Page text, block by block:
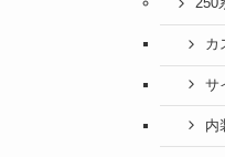
250
カ
サ
内